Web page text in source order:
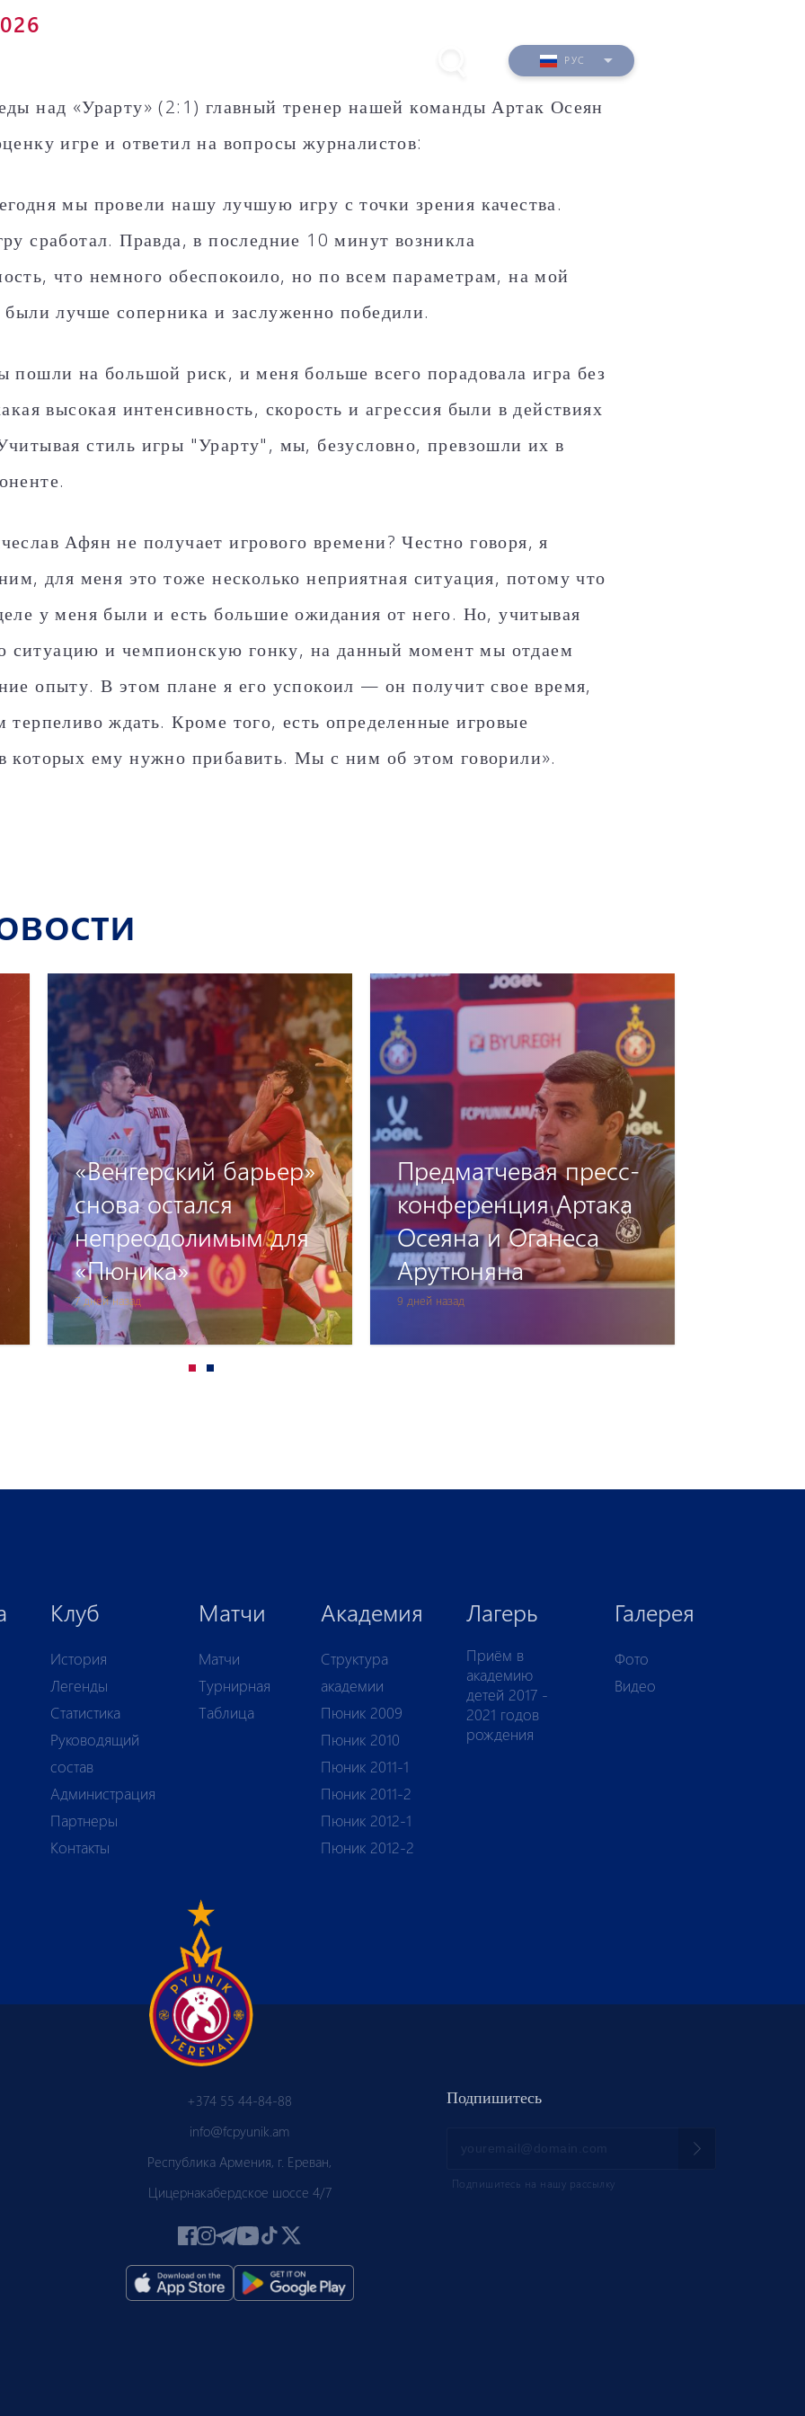
Матчи
Турнирная
Таблица
Структура
академии
Пюник 2009
Пюник 2012-1
Пюник 2012-2
Приём в
академию
детей
2017 -
годов
Фото
Видео
РУС
над «Урарту» (2:1) главный тренер нашей команды Артак Осеян
игре и ответил на вопросы журналистов:
мы провели нашу лучшую игру с точки зрения качества.
сработал. Правда, в последние 10 минут возникла
что немного обеспокоило, но по всем параметрам, на мой
были лучше соперника и заслуженно победили.
пошли на большой риск, и меня больше всего порадовала игра без
высокая интенсивность, скорость и агрессия были в действиях
стиль игры "Урарту", мы, безусловно, превзошли их в
Афян не получает игрового времени? Честно говоря, я
для меня это тоже несколько неприятная ситуация, потому что
у меня были и есть большие ожидания от него. Но, учитывая
и чемпионскую гонку, на данный момент мы отдаем
опыту. В этом плане я его успокоил — он получит свое время,
терпеливо ждать. Кроме того, есть определенные игровые
которых ему нужно прибавить. Мы с ним об этом говорили».
9 дней назад
Предматчевая пресс-
конференция Артака
Осеяна и Оганеса
Арутюняна
12 дней назад
«Пюник» —
«Дебрецен»:
Аккредитация
Клуб
История
Легенды
Статистика
Руководящий
состав
Администрация
Партнеры
Контакты
Матчи
Матчи
Турнирная
Таблица
Академия
Структура
академии
Пюник 2009
Пюник 2010
Пюник 2011-1
Пюник 2011-2
Пюник 2012-1
Пюник 2012-2
Лагерь
Приём в
академию
детей 2017 -
2021 годов
рождения
Галерея
Фото
Видео
+374 55 44-84-88
info@fcpyunik.am
Республика Армения, г. Ереван,
Цицернакабердское шоссе 4/7
Подпишитесь
Подпишитесь на нашу рассылку